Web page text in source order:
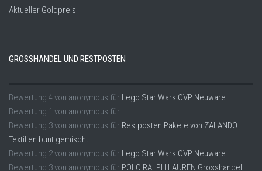
Aktueller Goldpreis
GROSSHANDEL UND RESTPOSTEN
Bewertung 4 von anonymous für Lego Star Wars OVP Neuware
Bewertung 1 von anonymous für
Bewertung 3von anonymous für Restposten Pakete von ZALANDO
Textilien bunt gemischt
Bewertung 2von anonymous für Lego Star Wars OVP Neuware
Bewertung 3von anonymous für POLO RALPH LAUREN Grosshandel